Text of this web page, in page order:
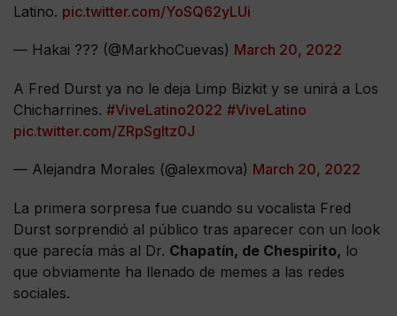
Latino. pic.twitter.com/YoSQ62yLUi
— Hakai ??? (@MarkhoCuevas) March 20, 2022
A Fred Durst ya no le deja Limp Bizkit y se unirá a Los
Chicharrines. #ViveLatino2022 #ViveLatino
pic.twitter.com/ZRpSgltz0J
— Alejandra Morales (@alexmova) March 20, 2022
La primera sorpresa fue cuando su vocalista Fred
Durst sorprendió al público tras aparecer con un look
que parecía más al Dr. Chapatín, de Chespirito, lo
que obviamente ha llenado de memes a las redes
sociales.